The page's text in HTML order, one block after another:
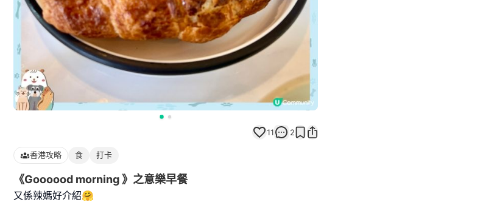
11 2
香港攻略 食 打卡
《Goooood morning 》之意樂早餐
又係辣媽好介紹🤗